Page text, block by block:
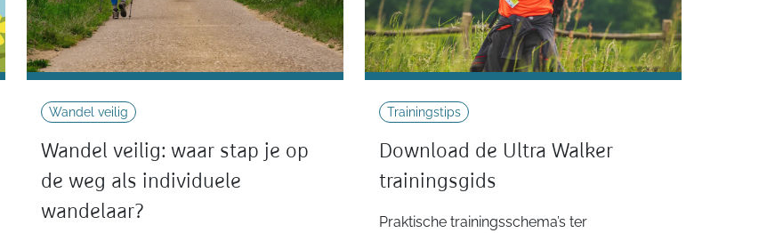
Wandel veilig
Wandel veilig: waar stap je op
de weg als individuele
wandelaar?
Trainingstips
Download de Ultra Walker
trainingsgids
Praktische trainingsschema’s ter